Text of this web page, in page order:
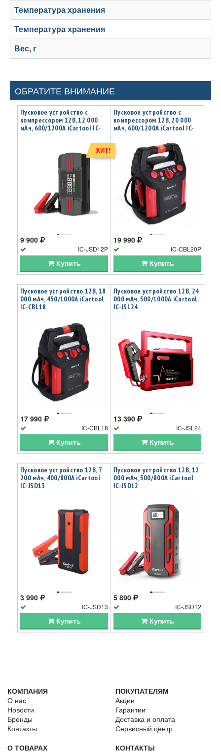
Температура хранения
Температура хранения
Вес, г
ОБРАТИТЕ ВНИМАНИЕ
Пусковое устройство c
компрессором 12В, 12 000
мАч, 600/1200А iCartool IC-
9 900
IC-JSD12P
Купить
ХИТ!
Пусковое устройство с
компрессором 12В, 20 000
мАч, 600/1200А iCartool IC-
19 990
IC-CBL20P
Купить
Пусковое устройство 12В, 18
000 мАч, 450/1000А iCartool
IC-CBL18
17 990
IC-CBL18
Купить
Пусковое устройство 12В, 24
000 мАч, 500/1000А iCartool
IC-JSL24
13 390
IC-JSL24
Купить
Пусковое устройство 12В, 7
200 мАч, 400/800А iCartool
IC-JSD13
3 990
IC-JSD13
Купить
Пусковое устройство 12В, 12
000 мАч, 500/800А iCartool
IC-JSD12
5 890
IC-JSD12
Купить
КОМПАНИЯ
О нас
Новости
Бренды
Контакты
ПОКУПАТЕЛЯМ
Акции
Гарантии
Доставка и оплата
Сервисный центр
О ТОВАРАХ
КОНТАКТЫ